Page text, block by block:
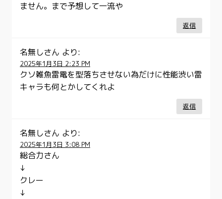
ません。まで予想して一流や
返信
名無しさん より:
2025年1月3日 2:23 PM
クソ雑魚雷電を型落ちさせない為だけに性能渋い雷
キャラも何とかしてくれよ
返信
名無しさん より:
2025年1月3日 3:08 PM
総合力さん
↓
クレー
↓